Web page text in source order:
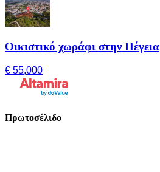
Οικιστικό χωράφι στην Πέγεια
€ 55,000
Πρωτοσέλιδο